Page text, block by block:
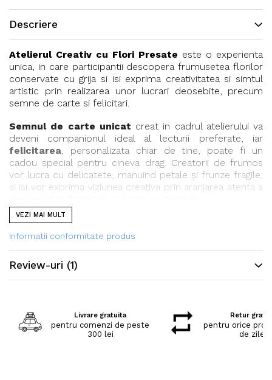
Descriere
Atelierul Creativ cu Flori Presate este o experienta
unica, in care participantii descopera frumusetea florilor
conservate cu grija si isi exprima creativitatea si simtul
artistic prin realizarea unor lucrari deosebite, precum
semne de carte si felicitari.
Semnul de carte unicat creat in cadrul atelierului va
deveni companionul ideal al lecturii preferate, iar
felicitarea, personalizata chiar de tine, poate fi un
cadou special pentru cineva drag. Creatorii de frumos
vor lucra cu delicatete, manuind petale și frunze fragile,
si isi vor exprima viziunea creativa prin aranjarea atenta a
Noi venim cu toate materialele necesare: hartie reciclata
cu insertii vegetale, petale și frunze diverse, pensete,
buna.
Atelierul nostrueste mai mult decat o activitate
atmosfera placuta.
VEZI MAI MULT
Informatii conformitate produs
Review-uri (1)
Livrare gratuita
pentru comenzi de peste
300 lei
Retur
pentru orice
de zile